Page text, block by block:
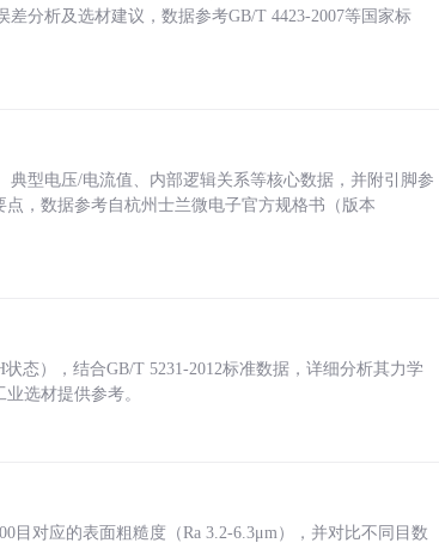
分析及选材建议，数据参考GB/T 4423-2007等国家标
典型电压/电流值、内部逻辑关系等核心数据，并附引脚参
，数据参考自杭州士兰微电子官方规格书（版本
态），结合GB/T 5231-2012标准数据，详细分析其力学
选材提供参考。
对应的表面粗糙度（Ra 3.2-6.3μm），并对比不同目数